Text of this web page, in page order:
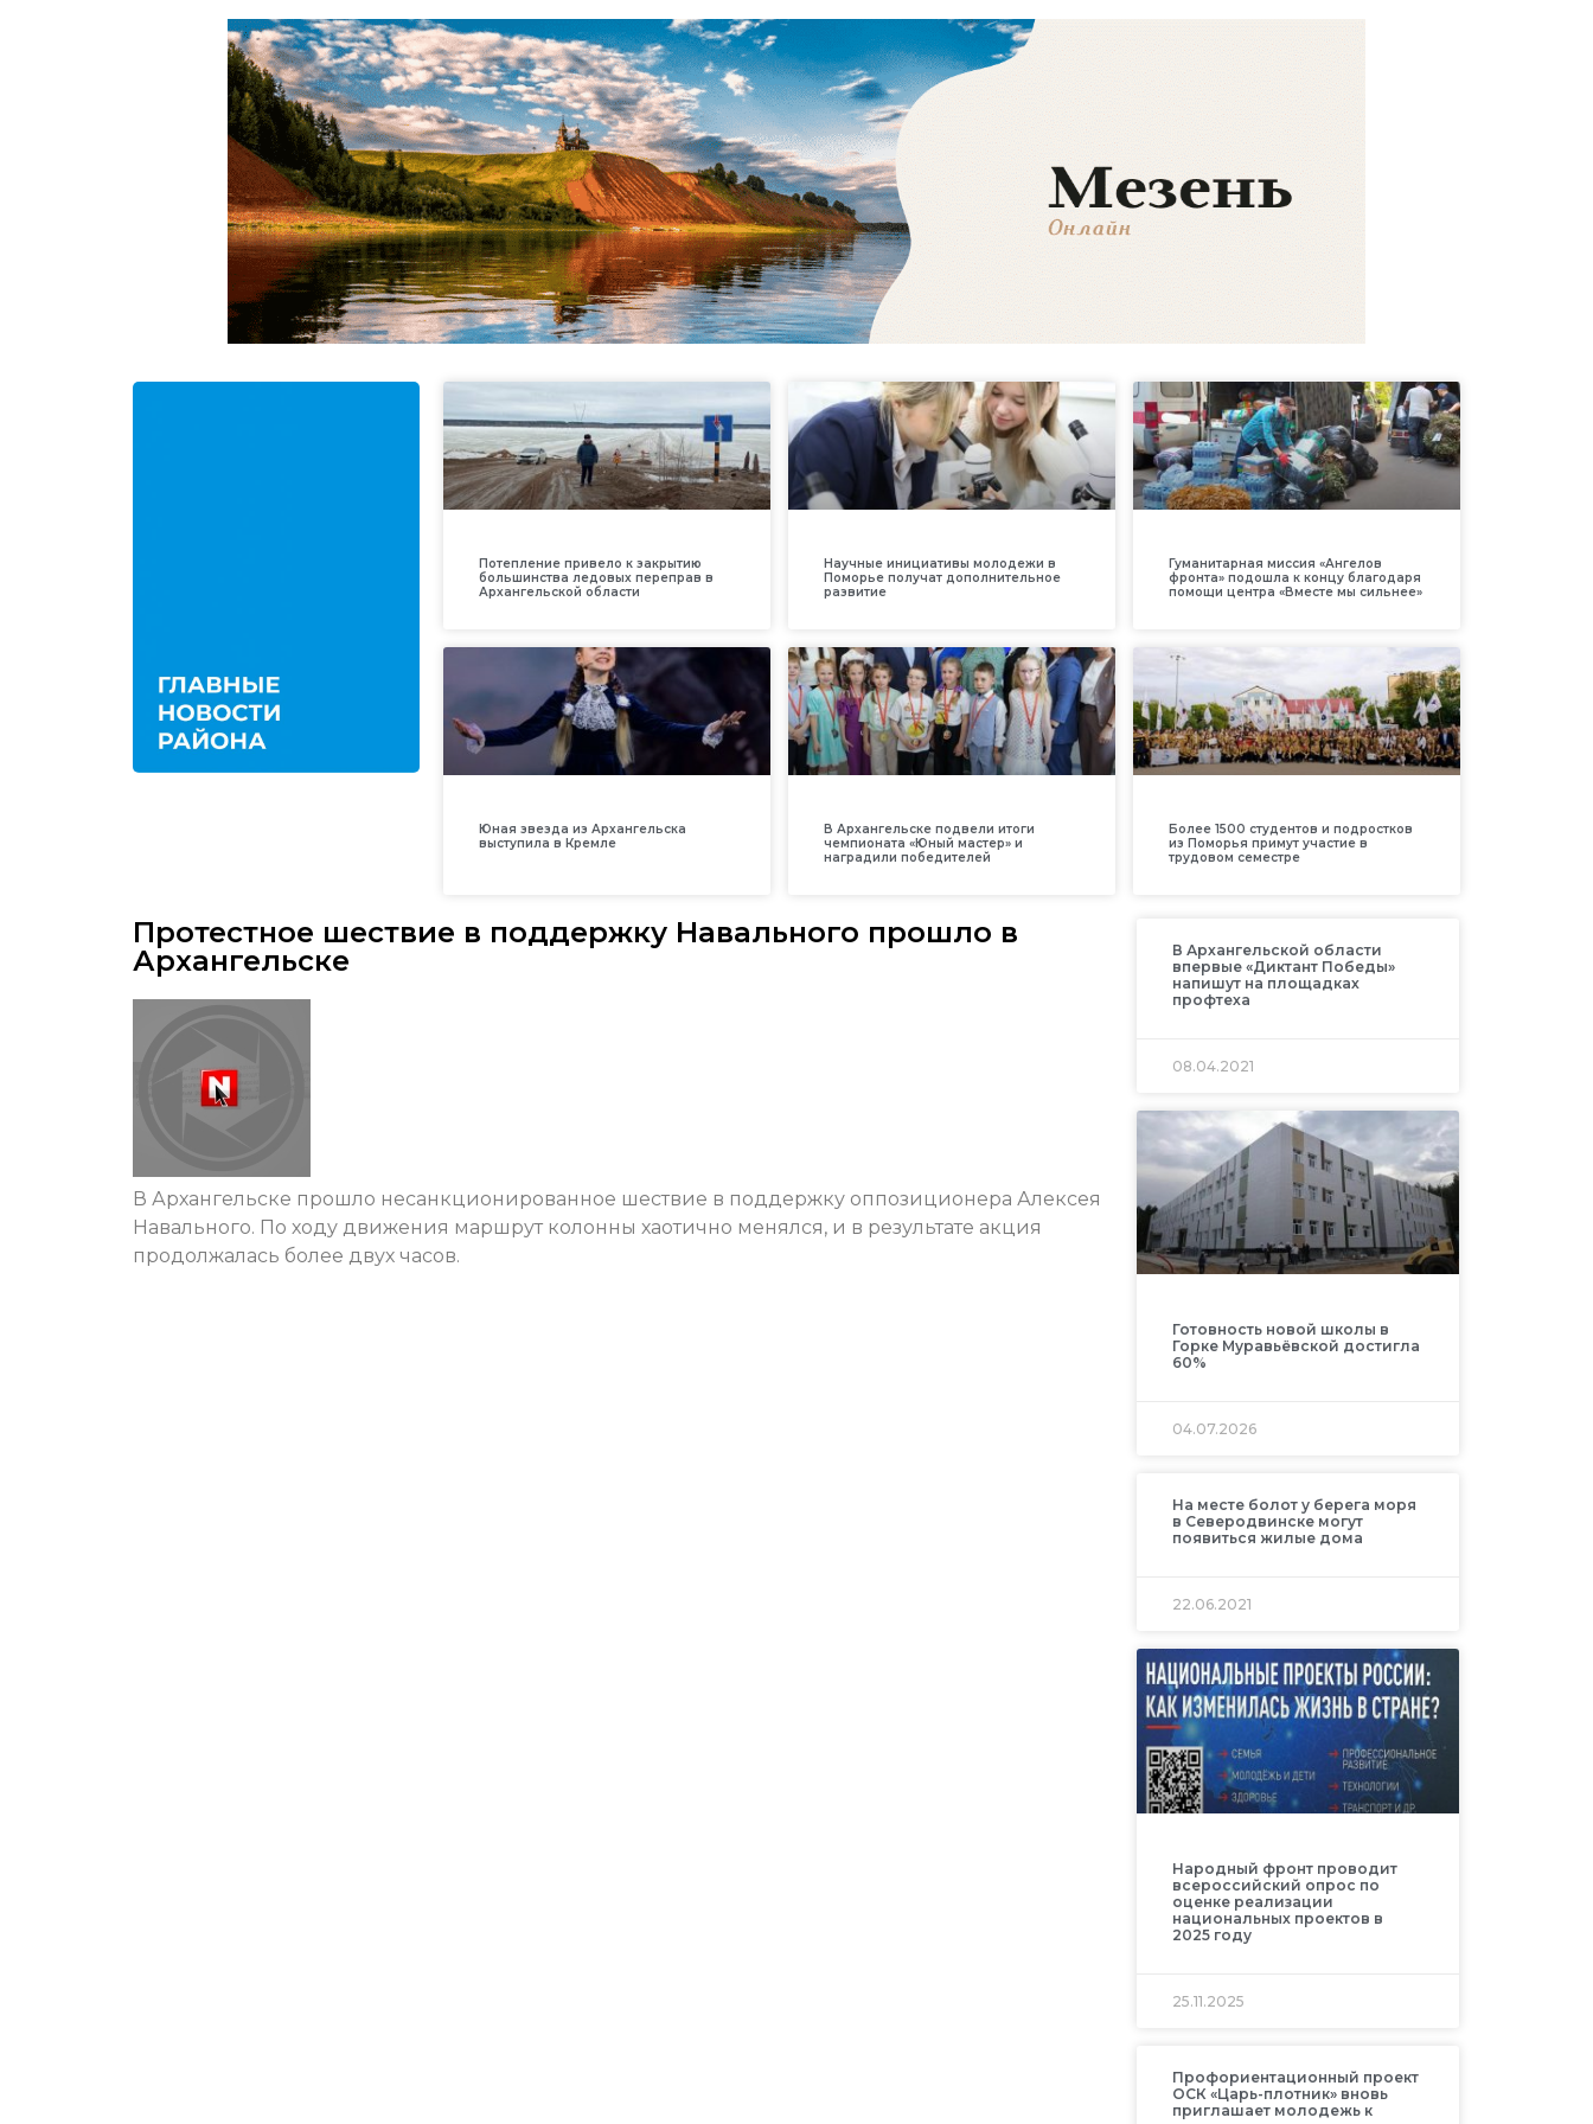
Потепление привело к закрытию
большинства ледовых переправ в
Архангельской области
Научные инициативы молодежи в
Поморье получат дополнительное
развитие
Гуманитарная миссия «Ангелов
фронта» подошла к концу благодаря
помощи центра «Вместе мы сильнее»
Юная звезда из Архангельска
выступила в Кремле
В Архангельске подвели итоги
чемпионата «Юный мастер» и
наградили победителей
Более 1500 студентов и подростков
из Поморья примут участие в
трудовом семестре
Протестное шествие в поддержку Навального прошло в
Архангельске
В Архангельске прошло несанкционированное шествие в поддержку оппозиционера Алексея
Навального. По ходу движения маршрут колонны хаотично менялся, и в результате акция
продолжалась более двух часов.
В Архангельской области
впервые «Диктант Победы»
напишут на площадках
профтеха
08.04.2021
Готовность новой школы в
Горке Муравьёвской достигла
60%
04.07.2026
На месте болот у берега моря
в Северодвинске могут
появиться жилые дома
22.06.2021
Народный фронт проводит
всероссийский опрос по
оценке реализации
национальных проектов в
2025 году
25.11.2025
Профориентационный проект
ОСК «Царь-плотник» вновь
приглашает молодежь к